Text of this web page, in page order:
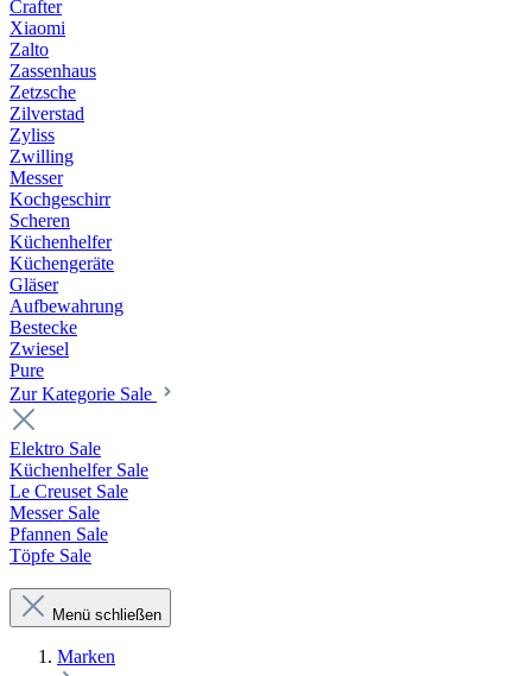
Crafter
Xiaomi
Zalto
Zassenhaus
Zetzsche
Zilverstad
Zyliss
Zwilling
Messer
Kochgeschirr
Scheren
Küchenhelfer
Küchengeräte
Gläser
Aufbewahrung
Bestecke
Zwiesel
Pure
Zur Kategorie Sale
Elektro Sale
Küchenhelfer Sale
Le Creuset Sale
Messer Sale
Pfannen Sale
Töpfe Sale
Menü schließen
Marken